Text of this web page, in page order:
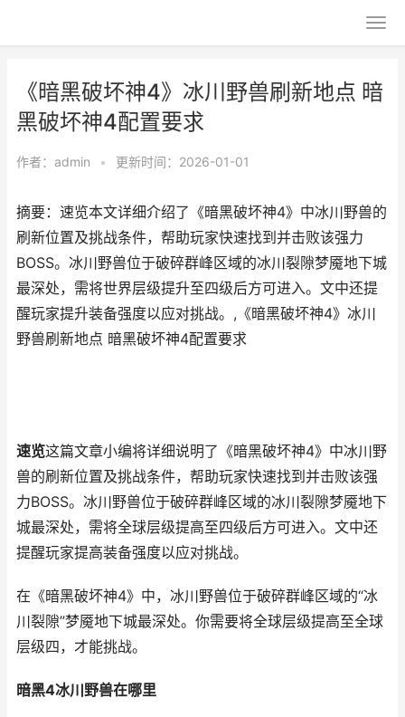
《暗黑破坏神4》冰川野兽刷新地点 暗
黑破坏神4配置要求
作者： admin • 更新时间：2026-01-01
摘要：速览本文详细介绍了《暗黑破坏神4》中冰川野兽的
刷新位置及挑战条件，帮助玩家快速找到并击败该强力
BOSS。冰川野兽位于破碎群峰区域的冰川裂隙梦魇地下城
最深处，需将世界层级提升至四级后方可进入。文中还提
醒玩家提升装备强度以应对挑战。,《暗黑破坏神4》冰川
野兽刷新地点 暗黑破坏神4配置要求
速览这篇文章小编将详细说明了《暗黑破坏神4》中冰川野
兽的刷新位置及挑战条件，帮助玩家快速找到并击败该强
力BOSS。冰川野兽位于破碎群峰区域的冰川裂隙梦魇地下
城最深处，需将全球层级提高至四级后方可进入。文中还
提醒玩家提高装备强度以应对挑战。
在《暗黑破坏神4》中，冰川野兽位于破碎群峰区域的“冰
川裂隙”梦魇地下城最深处。你需要将全球层级提高至全球
层级四，才能挑战。
暗黑4冰川野兽在哪里